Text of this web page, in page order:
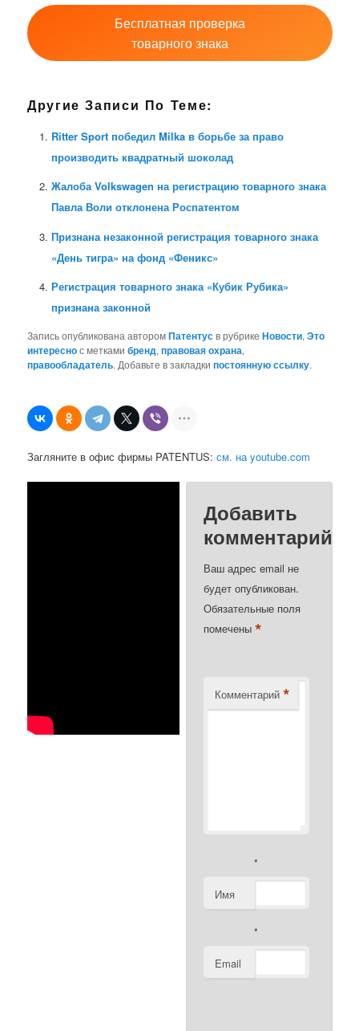
Бесплатная проверка
товарного знака
Другие Записи По Теме:
Ritter Sport победил Milka в борьбе за право
производить квадратный шоколад
Жалоба Volkswagen на регистрацию товарного знака
Павла Воли отклонена Роспатентом
Признана незаконной регистрация товарного знака
«День тигра» на фонд «Феникс»
Регистрация товарного знака «Кубик Рубика»
признана законной
Запись опубликована авторомПатентусв рубрикеНовости,Это
интереснос меткамибренд,правовая охрана,
правообладатель. Добавьте в закладкипостоянную ссылку.
Загляните в офис фирмы PATENTUS:см. на youtube.com
Добавить
комментарий
Ваш адрес email не
будет опубликован.
Обязательные поля
помечены*
Комментарий *
Имя
*
Email
*